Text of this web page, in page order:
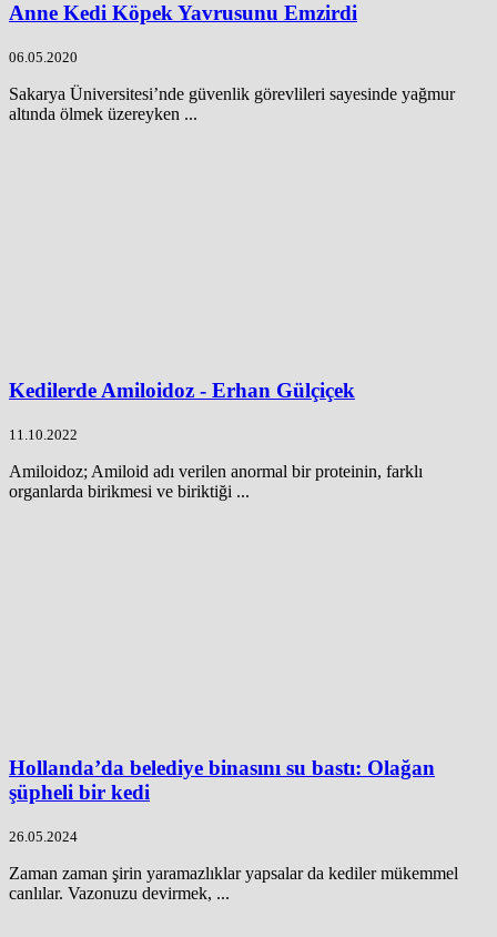
Anne Kedi Köpek Yavrusunu Emzirdi
06.05.2020
Sakarya Üniversitesi’nde güvenlik görevlileri sayesinde yağmur
altında ölmek üzereyken ...
Kedilerde Amiloidoz - Erhan Gülçiçek
11.10.2022
Amiloidoz; Amiloid adı verilen anormal bir proteinin, farklı
organlarda birikmesi ve biriktiği ...
Hollanda’da belediye binasını su bastı: Olağan
şüpheli bir kedi
26.05.2024
Zaman zaman şirin yaramazlıklar yapsalar da kediler mükemmel
canlılar. Vazonuzu devirmek, ...